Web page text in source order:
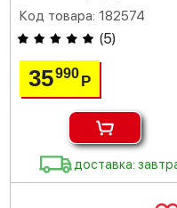
Код товара: 182574
(5)
35990Р
доставка: